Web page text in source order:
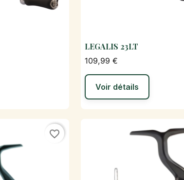

LEGALIS 23LT
109,99 €
Voir détails
favorite_border